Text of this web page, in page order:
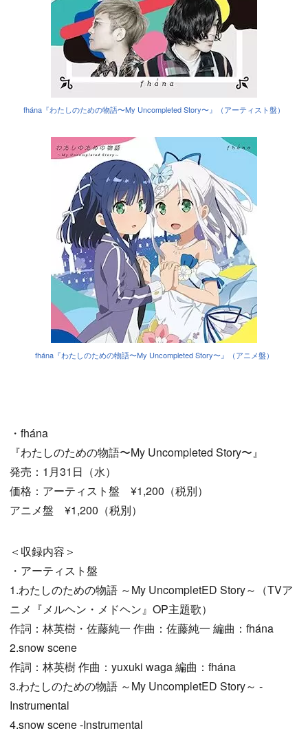
fhána『わたしのための物語〜My Uncompleted Story〜』（アーティスト盤）
fhána『わたしのための物語〜My Uncompleted Story〜』（アニメ盤）
・fhána
『わたしのための物語〜My Uncompleted Story〜』
発売：1月31日（水）
価格：アーティスト盤 ¥1,200（税別）
アニメ盤 ¥1,200（税別）
＜収録内容＞
・アーティスト盤
1.わたしのための物語 ～My UncompletED Story～（TVア
ニメ『メルヘン・メドヘン』OP主題歌）
作詞：林英樹・佐藤純一 作曲：佐藤純一 編曲：fhána
2.snow scene
作詞：林英樹 作曲：yuxuki waga 編曲：fhána
3.わたしのための物語 ～My UncompletED Story～ -
Instrumental
4.snow scene -Instrumental